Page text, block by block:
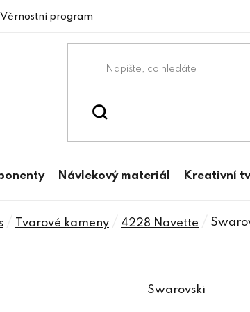
Věrnostní program
Návlekový materiál Kreativní
Tvarové kameny 4228 Navette
Swarovski